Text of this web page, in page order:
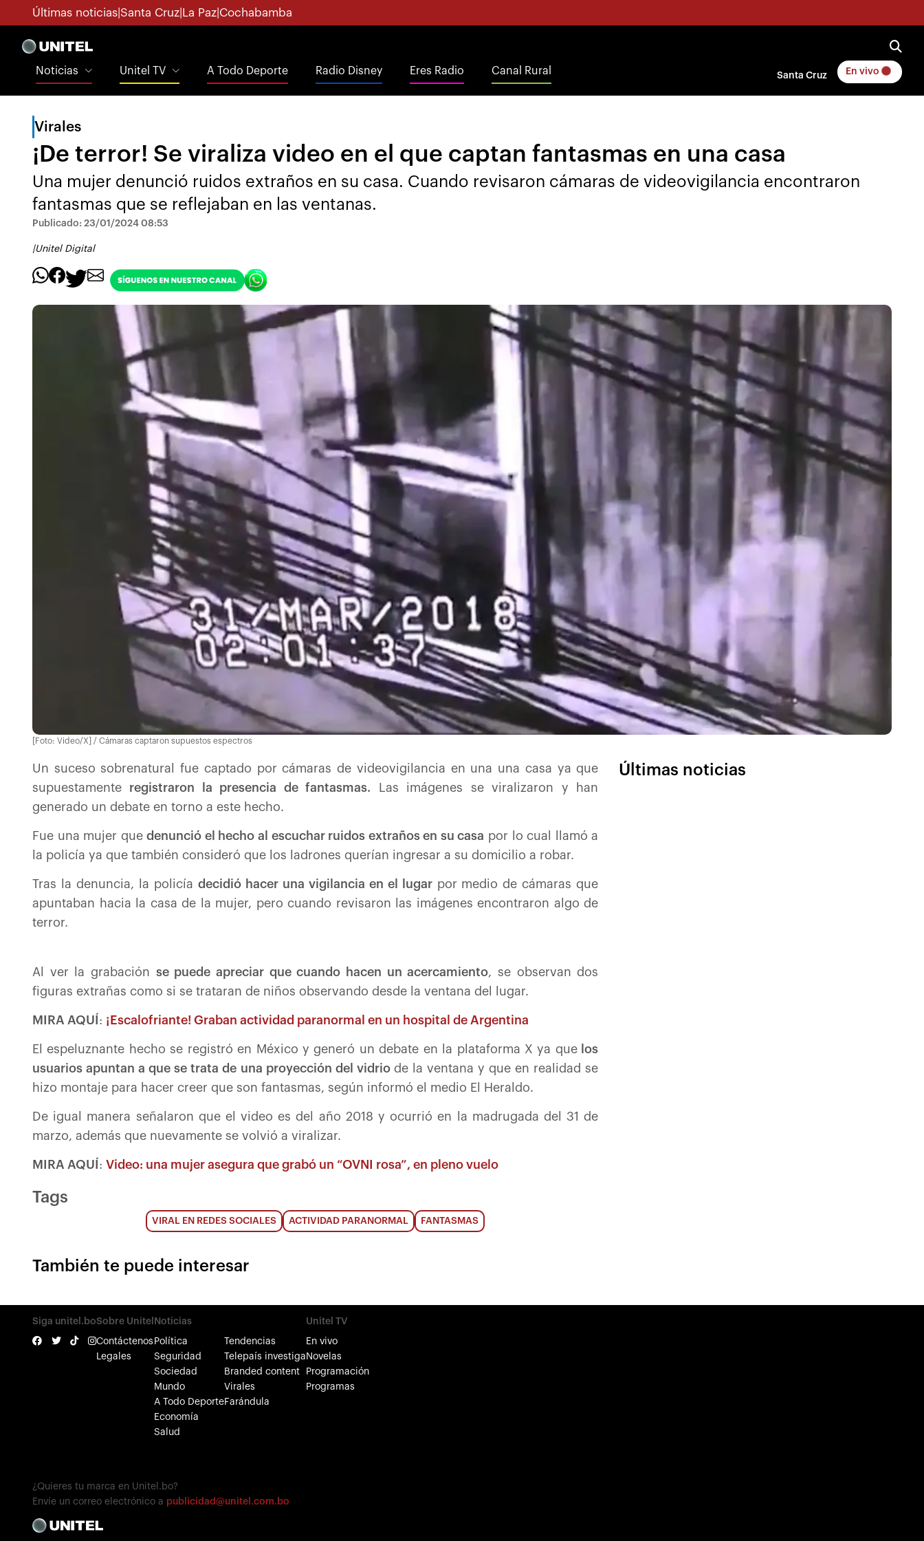
Últimas noticias Santa Cruz La Paz Cochabamba
Noticias Unitel TV A Todo Deporte Radio Disney Eres Radio Canal Rural Santa Cruz En vivo
Virales
¡De terror! Se viraliza video en el que captan fantasmas en una casa
Una mujer denunció ruidos extraños en su casa. Cuando revisaron cámaras de videovigilancia encontraron
fantasmas que se reflejaban en las ventanas.
Publicado: 23/01/2024 08:53
|Unitel Digital
[Foto: Video/X] / Cámaras captaron supuestos espectros
Un suceso sobrenatural fue captado por cámaras de videovigilancia en una una casa ya que
supuestamente registraron la presencia de fantasmas. Las imágenes se viralizaron y han
generado un debate en torno a este hecho.
Fue una mujer quedenunció el hecho al escuchar ruidos extraños en su casa por lo cual llamó a
la policía ya que también consideró que los ladrones querían ingresar a su domicilio a robar.
Tras la denuncia, la policía decidió hacer una vigilancia en el lugarpor medio de cámaras que
apuntaban hacia la casa de la mujer, pero cuando revisaron las imágenes encontraron algo de
terror.
Al ver la grabación se puede apreciar que cuando hacen un acercamiento, se observan dos
figuras extrañas como si se trataran de niños observando desde la ventana del lugar.
MIRA AQUÍ : ¡Escalofriante! Graban actividad paranormal en un hospital de Argentina
El espeluznante hecho se registró en México y generó un debate en la plataforma X ya quelos
usuarios apuntan a que se trata de una proyección del vidrio de la ventana y que en realidad se
hizo montaje para hacer creer que son fantasmas, según informó el medio El Heraldo.
De igual manera señalaron que el video es del año 2018 y ocurrió en la madrugada del 31 de
marzo, además que nuevamente se volvió a viralizar.
MIRA AQUÍ : Video: una mujer asegura que grabó un “OVNI rosa”, en pleno vuelo
Tags
VIRAL EN REDES SOCIALES ACTIVIDAD PARANORMAL FANTASMAS
Últimas noticias
También te puede interesar
Siga unitel.boSobre Unitel
Contáctenos
Legales
Noticias
Política
Seguridad
Sociedad
Mundo
A Todo Deporte
Economía
Salud
Tendencias
Telepaís investiga
Branded content
Virales
Farándula
Unitel TV
En vivo
Novelas
Programación
Programas
¿Quieres tu marca en Unitel.bo?
Envíe un correo electrónico a publicidad@unitel.com.bo